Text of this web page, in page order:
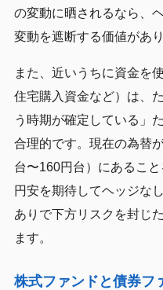
の変動に晒されるなら、
変動を遮断する価値があり
また、近いうちに資金を
住宅購入資金など）は、
う時期が確定している」
合理的です。現在の為替
台〜160円台）にあるこ
円安を期待してヘッジな
ありで下方リスクを封じ
ます。
株式ファンドと債券フ